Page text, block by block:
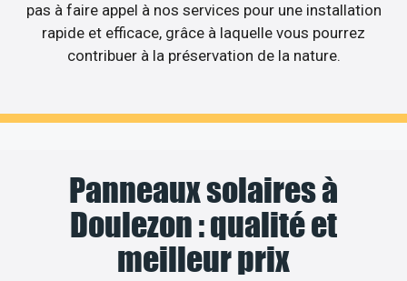
pas à faire appel à nos services pour une installation
rapide et efficace, grâce à laquelle vous pourrez
contribuer à la préservation de la nature.
Panneaux solaires à
Doulezon : qualité et
meilleur prix